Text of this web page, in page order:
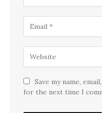
Save my name,
for the next time I